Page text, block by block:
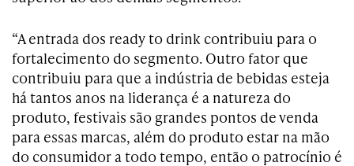
“A entrada dos ready to drink contribuiu para o
fortalecimento do segmento. Outro fator que
contribuiu para que a indústria de bebidas esteja
há tantos anos na liderança é a natureza do
produto, festivais são grandes pontos de venda
para essas marcas, além do produto estar na mão
do consumidor a todo tempo, então o patrocínio é